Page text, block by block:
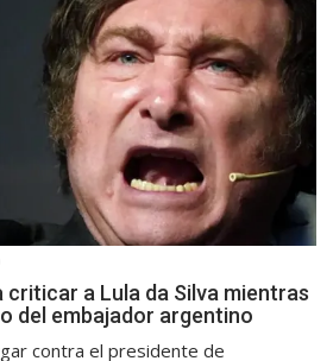
criticar a Lula da Silva mientras
del embajador argentino
contra el presidente de